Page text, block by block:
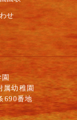
せ
園
属幼稚園
690番地